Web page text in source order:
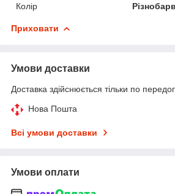
Колір
Приховати
Умови доставки
Доставка здійснюється тільки по
Нова Пошта
Всі умови доставки
Умови оплати